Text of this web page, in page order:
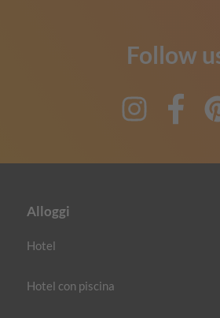
Follow
Instagram
Alloggi
Hotel
Hotel con piscina